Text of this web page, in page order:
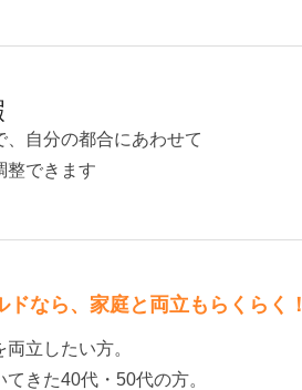
、自分の都合にあわせて
整できます
ドなら、家庭と両立もらくらく！
立したい方。
きた40代・50代の方。